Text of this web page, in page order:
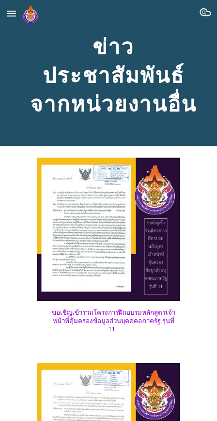
Skip to main content Skip to navigation
ข่าว
ประชาสัมพันธ์
จากหน่วยงานอื่น
ขอเชิญเข้าร่วมโครงการฝึกอบรมหลักสูตรเจ้า
หน้าที่คุ้มครองข้อมูลส่วนบุคคคลภาครัฐ รุ่นที่
11